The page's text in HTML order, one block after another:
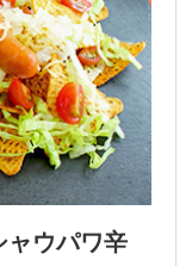
ャウパワ辛